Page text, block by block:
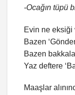
-Ocağın tüpü
Evin ne eksiği
Bazen
Bazen
Yaz deftere
Maaşlar